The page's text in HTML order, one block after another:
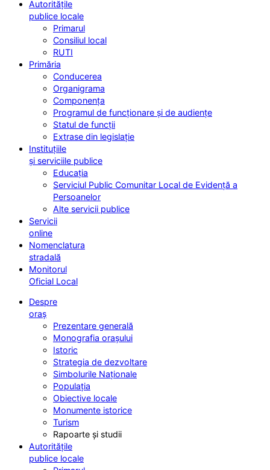
Autoritățile
publice locale
Primarul
Consiliul local
RUTI
Primăria
Conducerea
Organigrama
Componența
Programul de funcționare și de audiențe
Statul de funcții
Extrase din legislație
Instituțiile
și serviciile publice
Educația
Serviciul Public Comunitar Local de Evidență a
Persoanelor
Alte servicii publice
Servicii
online
Nomenclatura
stradală
Monitorul
Oficial Local
Despre
oraș
Prezentare generală
Monografia orașului
Istoric
Strategia de dezvoltare
Simbolurile Naționale
Populația
Obiective locale
Monumente istorice
Turism
Rapoarte și studii
Autoritățile
publice locale